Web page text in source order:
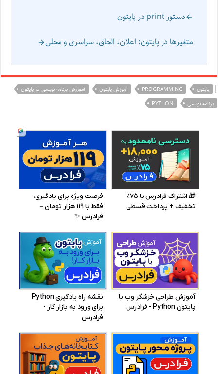
دستور print در پایتون
متغیرها در پایتون: اعلان، الحاق، سراسری و محلی
| پایتون PROGRAMMING آموزش پایتون
آموززش برنامه نویسی در پایتون
برنامه نویسی
PYTHON